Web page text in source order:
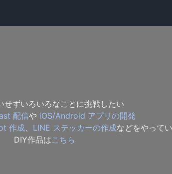
せずいろいろなことに挑戦したい
配信や iOS/Android アプリの開発
作成、 LINE ステッカーの作成などをやって
DIY作品はこちら